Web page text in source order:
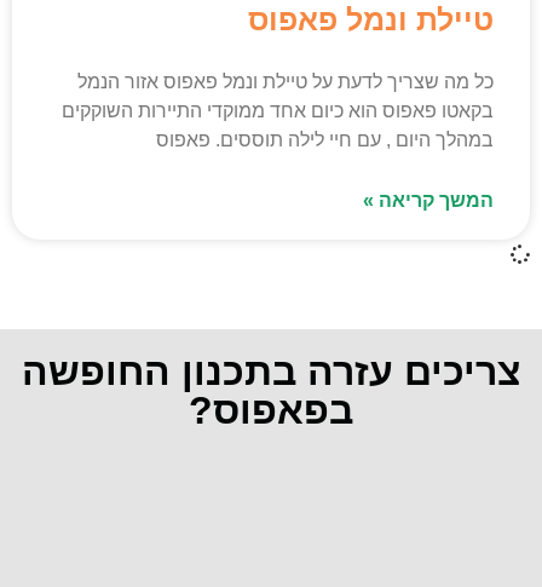
טיילת ונמל פאפוס
כל מה שצריך לדעת על טיילת ונמל פאפוס אזור הנמל
בקאטו פאפוס הוא כיום אחד ממוקדי התיירות השוקקים
במהלך היום , עם חיי לילה תוססים. פאפוס
המשך קריאה »
צריכים עזרה בתכנון החופשה
בפאפוס?